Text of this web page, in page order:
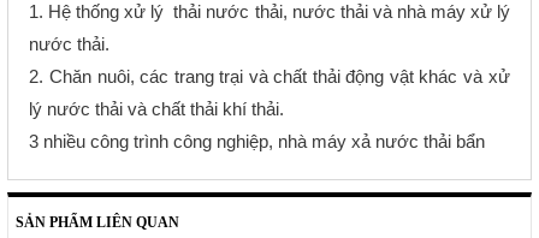
1. Hệ thống xử lý thải nước thải, nước thải và nhà máy xử lý
nước thải.
2. Chăn nuôi, các trang trại và chất thải động vật khác và xử
lý nước thải và chất thải khí thải.
3 nhiều công trình công nghiệp, nhà máy xả nước thải bẩn
SẢN PHẨM LIÊN QUAN